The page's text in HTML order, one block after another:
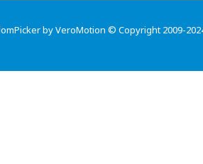
by VeroMotion © Copyright 2009-